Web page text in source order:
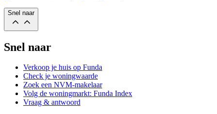
Snel naar
Snel naar
Verkoop je huis op Funda
Check je woningwaarde
Zoek een NVM-makelaar
Volg de woningmarkt: Funda Index
Vraag & antwoord